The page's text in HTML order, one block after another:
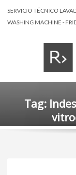
SERVICIO TÉCNICO
WASHING MACHINE -
Tag: